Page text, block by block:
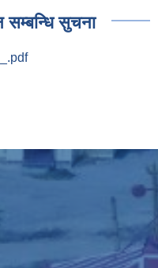
सुचना